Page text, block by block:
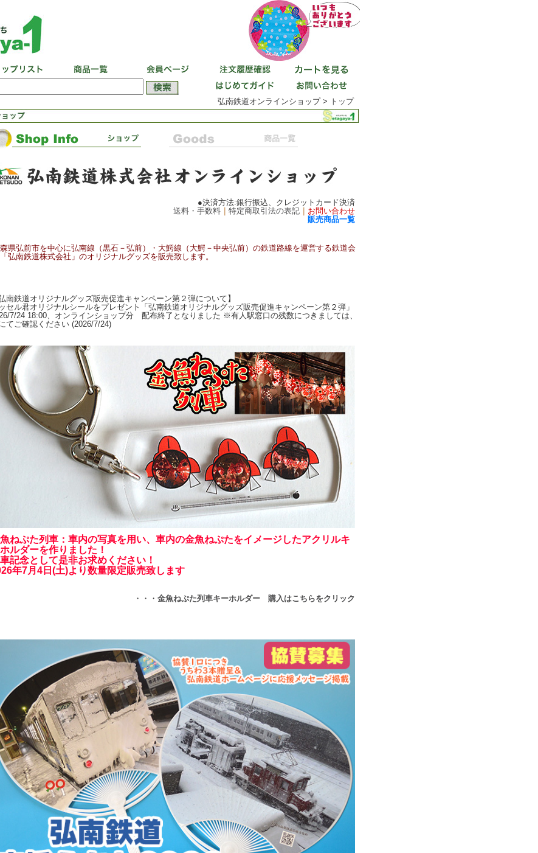
弘南鉄道オンラインショップ > トップ
●決済方法:銀行振込、クレジットカード決済
送料・手数料｜ 特定商取引法の表記｜ お問い合わせ
販売商品一覧
県弘前市を中心に弘南線（黒石－弘前）・大鰐線（大鰐－中央弘前）の鉄道路線を運営する鉄道会
弘南鉄道株式会社」のオリジナルグッズを販売致します。
弘南鉄道オリジナルグッズ販売促進キャンペーン第２弾について】
セル君オリジナルシールをプレゼント「弘南鉄道オリジナルグッズ販売促進キャンペーン第２弾」
7/24 18:00、オンラインショップ分 配布終了となりました ※有人駅窓口の残数につきましては、
てご確認ください (2026/7/24)
ねぷた列車：車内の写真を用い、車内の金魚ねぷたをイメージしたアクリルキ
ルダーを作りました！
記念として是非お求めください！
年7月4日(土)より数量限定販売致します
・・・ 金魚ねぷた列車キーホルダー 購入はこちらをクリック